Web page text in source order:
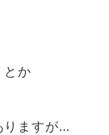
とか
りますが…